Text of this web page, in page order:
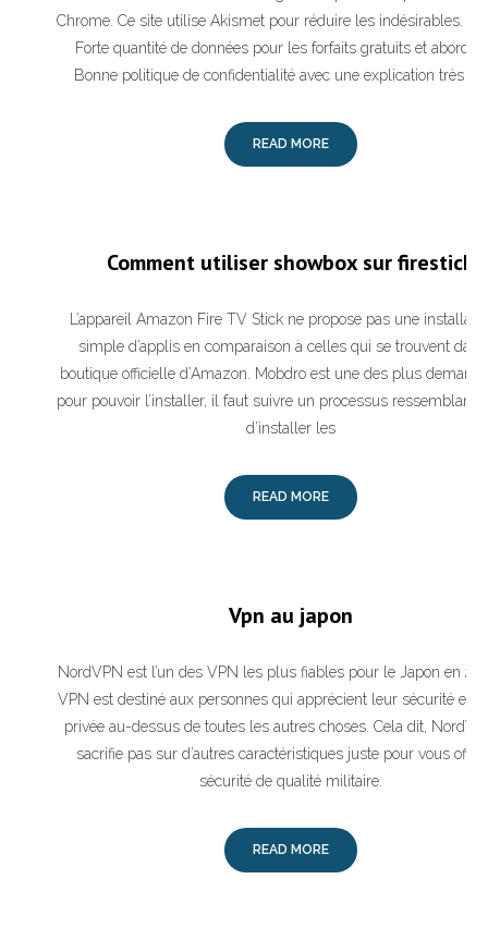
Chrome. Ce site utilise Akismet pour réduire les indésirables.
Forte quantité de données pour les forfaits gratuits et
Bonne politique de confidentialité avec une explication très
READ MORE
Comment utiliser showbox sur firestick
L’appareil Amazon Fire TV Stick ne propose pas une
simple d’applis en comparaison à celles qui se trouvent
boutique officielle d’Amazon. Mobdro est une des plus
pour pouvoir l’installer, il faut suivre un processus ressemblant
d’installer les
READ MORE
Vpn au japon
NordVPN est l’un des VPN les plus fiables pour le Japon en
VPN est destiné aux personnes qui apprécient leur sécurité et
privée au-dessus de toutes les autres choses. Cela dit,
sacrifie pas sur d’autres caractéristiques juste pour vous offrir
sécurité de qualité militaire.
READ MORE